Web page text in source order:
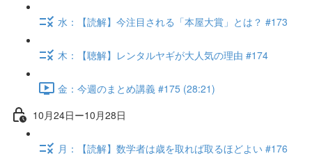
水：【読解】今注目される「本屋大賞」とは？ #173
木：【聴解】レンタルヤギが大人気の理由 #174
金：今週のまとめ講義 #175 (28:21)
10月24日ー10月28日
月：【読解】数学者は歳を取れば取るほどよい #176